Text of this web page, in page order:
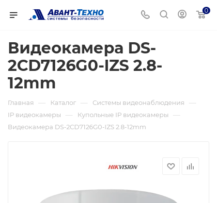
0
Видеокамера DS-
2CD7126G0-IZS 2.8-
12mm
Главная — Каталог — Системы видеонаблюдения —
IP видеокамеры — Купольные IP видеокамеры —
Видеокамера DS-2CD7126G0-IZS 2.8-12mm